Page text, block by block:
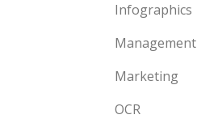
Infographics
Management
Marketing
OCR